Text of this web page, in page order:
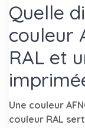
Quelle
couleur
RAL et
Une couleur
couleur RAL